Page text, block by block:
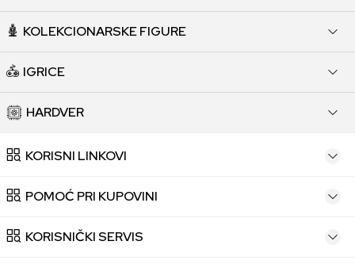
KOLEKCIONARSKE FIGURE
IGRICE
HARDVER
KORISNI LINKOVI
POMOĆ PRI KUPOVINI
KORISNIČKI SERVIS